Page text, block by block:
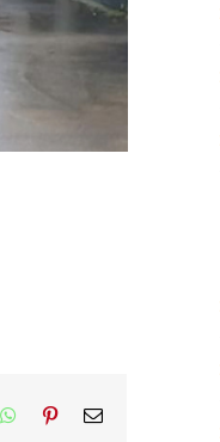
WhatsApp
PinterestEmail